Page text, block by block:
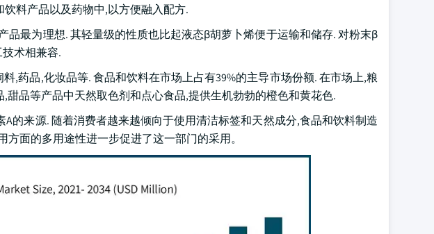
料产品以及药物中,以方便融入配方.
最为理想. 其轻量级的性质也比起液态β胡萝卜烯便于运输和储存. 对粉末β
术相兼容.
,药品,化妆品等. 食品和饮料在市场上占有39%的主导市场份额. 在市场上,粮
品等产品中天然取色剂和点心食品,提供生机勃勃的橙色和黄花色.
的来源. 随着消费者越来越倾向于使用清洁标签和天然成分,食品和饮料制造
面的多用途性进一步促进了这一部门的采用。